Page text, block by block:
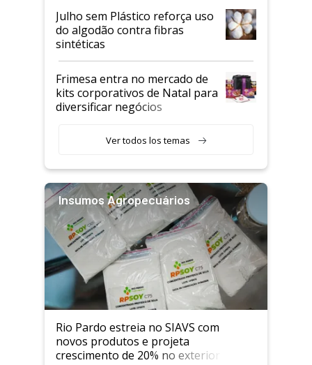
Julho sem Plástico reforça uso
do algodão contra fibras
sintéticas
Frimesa entra no mercado de
kits corporativos de Natal para
diversificar negócios
Ver todos los temas
Insumos Agropecuários
Rio Pardo estreia no SIAVS com
novos produtos e projeta
crescimento de 20% no exterior